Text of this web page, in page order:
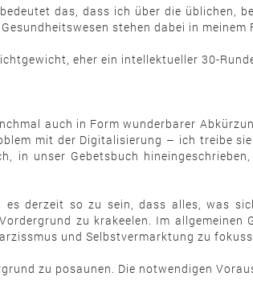
das, dass ich über die üblichen,
stehen dabei in meinem
eher ein intellektueller 30-
auch in Form wunderbarer
mit der Digitalisierung – ich treibe
in unser Gebetsbuch
derzeit so zu sein, dass alles, was
zu krakeelen. Im allgemeinen
und Selbstvermarktung zu
zu posaunen. Die notwendigen